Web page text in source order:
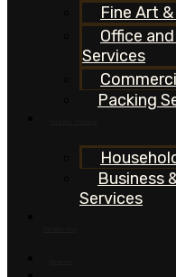
Fine Art
Office
Services
Packing
Business
Services